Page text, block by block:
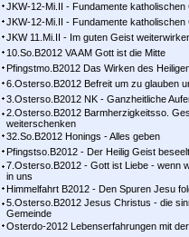
JKW-12-Mi.II - Fundamente katholischen
JKW-12-Mi.II - Fundamente katholischen
JKW 11.Mi.II - Im guten Geist
10.So.B2012 VA AM Gott ist die Mitte
Pfingstmo.B2012 Das Wirken des
6.Osterso.B2012 Befreit um zu glauben
3.Osterso.B2012 NK - Ganzheitliche
2.Osterso.B2012 Barmherzigkeitsso.
weiterschenken
32.So.B2012 Honings - Alles geben
Pfingstso.B2012 - Der Heilig Geist
7.Osterso.B2012 - Gott ist Liebe - wenn
in uns
Himmelfahrt B2012 - Den Spuren Jesu
5.Osterso.B2012 Jesus Christus - die
Gemeinde
Osterdo-2012 Lebenserfahrungen mit